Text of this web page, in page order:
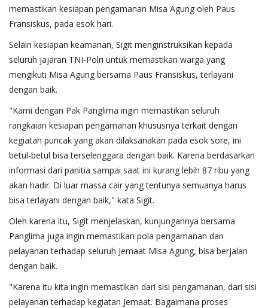
memastikan kesiapan pengamanan Misa Agung oleh Paus
Fransiskus, pada esok hari.
Selain kesiapan keamanan, Sigit menginstruksikan kepada
seluruh jajaran TNI-Polri untuk memastikan warga yang
mengikuti Misa Agung bersama Paus Fransiskus, terlayani
dengan baik.
"Kami dengan Pak Panglima ingin memastikan seluruh
rangkaian kesiapan pengamanan khususnya terkait dengan
kegiatan puncak yang akan dilaksanakan pada esok sore, ini
betul-betul bisa terselenggara dengan baik. Karena berdasarkan
informasi dari panitia sampai saat ini kurang lebih 87 ribu yang
akan hadir. Di luar massa cair yang tentunya semuanya harus
bisa terlayani dengan baik," kata Sigit.
Oleh karena itu, Sigit menjelaskan, kunjungannya bersama
Panglima juga ingin memastikan pola pengamanan dan
pelayanan terhadap seluruh Jemaat Misa Agung, bisa berjalan
dengan baik.
"Karena itu kita ingin memastikan dari sisi pengamanan, dari sisi
pelayanan terhadap kegiatan Jemaat. Bagaimana proses